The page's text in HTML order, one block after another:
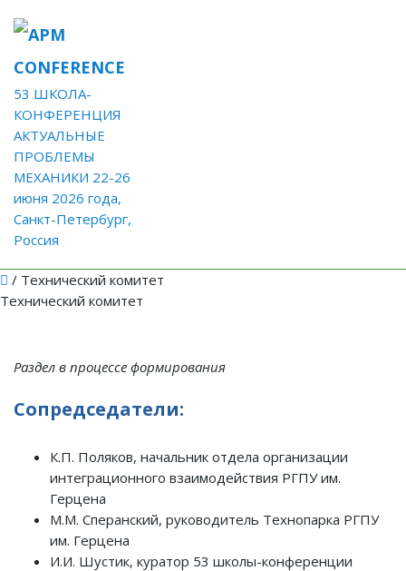
53 ШКОЛА-
КОНФЕРЕНЦИЯ
АКТУАЛЬНЫЕ
ПРОБЛЕМЫ
МЕХАНИКИ 22-26
июня 2026 года,
Санкт-Петербург,
Россия
/ Технический комитет
Технический комитет
Раздел в процессе формирования
Сопредседатели:
К.П. Поляков, начальник отдела организации
интеграционного взаимодействия РГПУ им.
Герцена
М.М. Сперанский, руководитель Технопарка РГПУ
им. Герцена
И.И. Шустик, куратор 53 школы-конференции